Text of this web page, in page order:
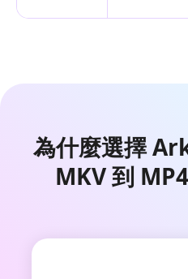
為什麼選擇
MKV 到